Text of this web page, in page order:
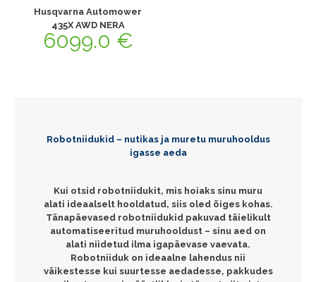
Husqvarna Automower
435X AWD NERA
6099.0 €
Robotniidukid – nutikas ja muretu muruhooldus
igasse aeda
Kui otsid robotniidukit, mis hoiaks sinu muru
alati ideaalselt hooldatud, siis oled õiges kohas.
Tänapäevased robotniidukid pakuvad täielikult
automatiseeritud muruhooldust – sinu aed on
alati niidetud ilma igapäevase vaevata.
Robotniiduk on ideaalne lahendus nii
väikestesse kui suurtesse aedadesse, pakkudes